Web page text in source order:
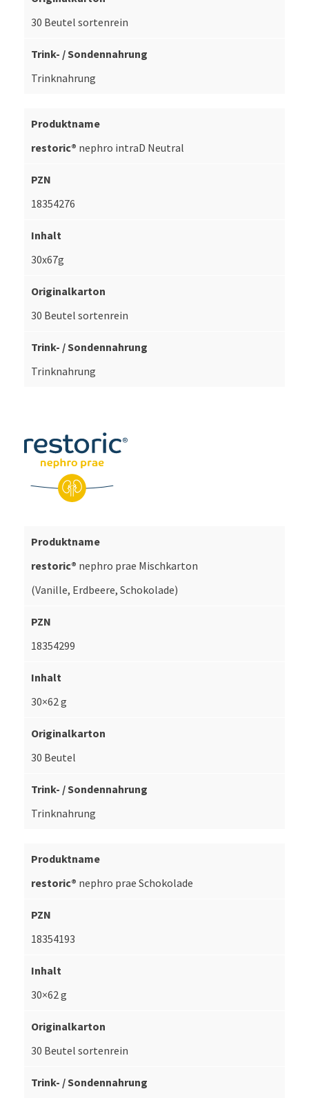
30 Beutel sortenrein
Trinknahrung
restoric® nephro intraD Neutral
18354276
30x67g
30 Beutel sortenrein
Trinknahrung
restoric® nephro prae Mischkarton
(Vanille, Erdbeere, Schokolade)
18354299
30×62 g
30 Beutel
Trinknahrung
restoric® nephro prae Schokolade
18354193
30×62 g
30 Beutel sortenrein